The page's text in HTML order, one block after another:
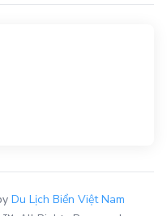
Du Lịch Biển Việt Nam